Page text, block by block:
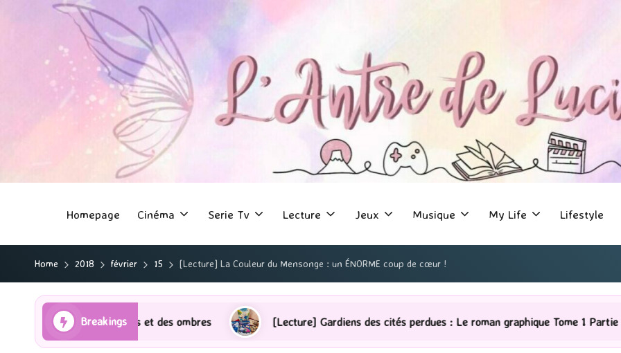
Homepage Cinéma Serie Tv Lecture Jeux Musique My Life Lifestyle
Home 2018 février 15 [Lecture] La Couleur du Mensonge : un ÉNORME coup de cœur !
Breakings
Rayons et des ombres [Lecture] Gardiens des cités perdues : Le roman graphique Tome 1 Partie 2 [Série